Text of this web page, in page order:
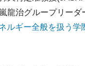
龍治グループリーダ
ルギー全般を扱う